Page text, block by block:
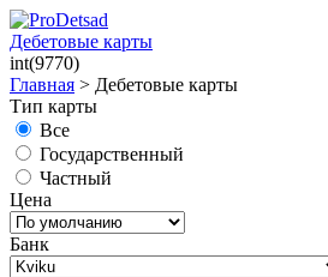
Дебетовые карты
int(9770)
Главная > Дебетовые карты
Тип карты
Все
Государственный
Частный
Цена
Банк